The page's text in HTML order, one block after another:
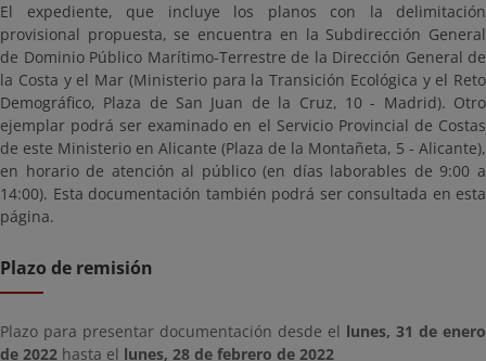
El expediente, que incluye los planos con la delimitación
provisional propuesta, se encuentra en la Subdirección General
de Dominio Público Marítimo-Terrestre de la Dirección General de
la Costa y el Mar (Ministerio para la Transición Ecológica y el Reto
Demográfico, Plaza de San Juan de la Cruz, 10 - Madrid). Otro
ejemplar podrá ser examinado en el Servicio Provincial de Costas
de este Ministerio en Alicante (Plaza de la Montañeta, 5 - Alicante),
en horario de atención al público (en días laborables de 9:00 a
14:00). Esta documentación también podrá ser consultada en esta
página.
Plazo de remisión
Plazo para presentar documentación desde el lunes, 31 de enero
de 2022 hasta el lunes, 28 de febrero de 2022